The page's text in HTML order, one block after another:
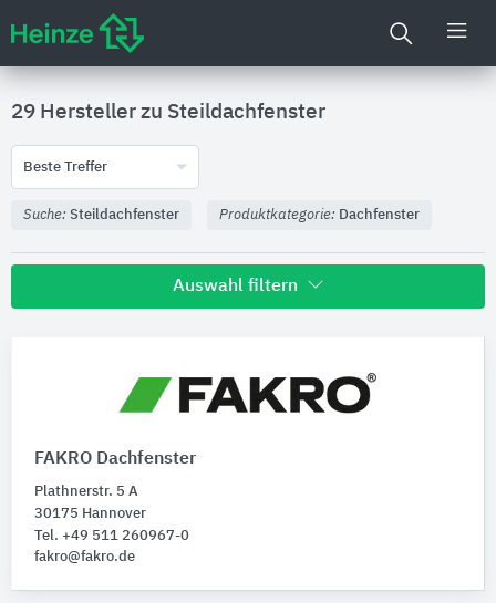
29 Hersteller zu Steildachfenster
Beste Treffer
Suche: Steildachfenster Produktkategorie: Dachfenster
Auswahl filtern
Umweltdeklarationen (EPDs)
Dachfenster
Schutzfunktionen
FAKRO Dachfenster
Plathnerstr. 5 A
30175 Hannover
Tel. +49 511 260967-0
fakro@fakro.de